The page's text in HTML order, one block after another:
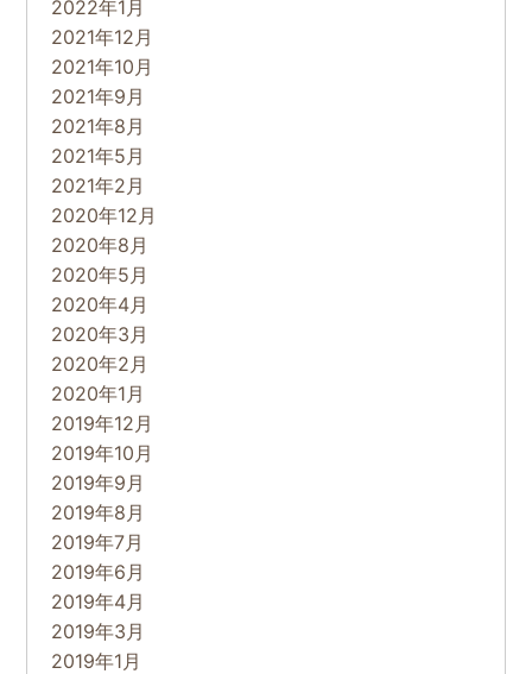
2022年1月
2021年12月
2021年10月
2021年9月
2021年8月
2021年5月
2021年2月
2020年12月
2020年8月
2020年5月
2020年4月
2020年3月
2020年2月
2020年1月
2019年12月
2019年10月
2019年9月
2019年8月
2019年7月
2019年6月
2019年4月
2019年3月
2019年1月